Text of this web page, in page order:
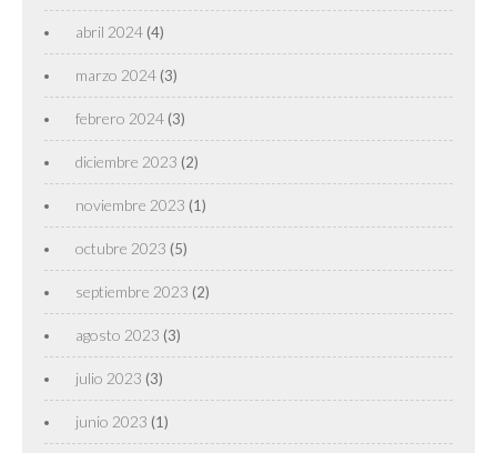
abril 2024 (4)
marzo 2024 (3)
febrero 2024 (3)
diciembre 2023 (2)
noviembre 2023 (1)
octubre 2023 (5)
septiembre 2023 (2)
agosto 2023 (3)
julio 2023 (3)
junio 2023 (1)